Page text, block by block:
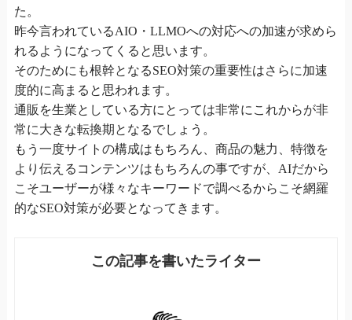
た。
昨今言われているAIO・LLMOへの対応への加速が求めら
れるようになってくると思います。
そのためにも根幹となるSEO対策の重要性はさらに加速
度的に高まると思われます。
通販を生業としている方にとっては非常にこれからが非
常に大きな転換期となるでしょう。
もう一度サイトの構成はもちろん、商品の魅力、特徴を
より伝えるコンテンツはもちろんの事ですが、AIだから
こそユーザーが様々なキーワードで調べるからこそ網羅
的なSEO対策が必要となってきます。